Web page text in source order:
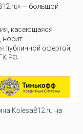
— большой
касающаяся
носит
публичной офертой,
РФ.